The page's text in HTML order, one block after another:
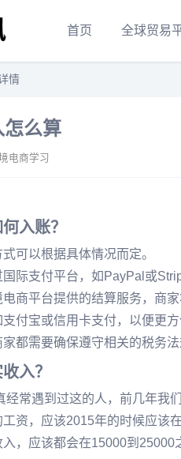
首页 全球贸易
情
么算
电商学习
入账？
可以根据具体情况而定。
际支付平台，如PayPal或
商平台提供的结算服务，商
付宝或信用卡支付，以便更
都需要确保遵守相关的税务
入？
经常遇到过这的人，前几年我
资，应该2015年的时候应该
，应该都会在15000到25000